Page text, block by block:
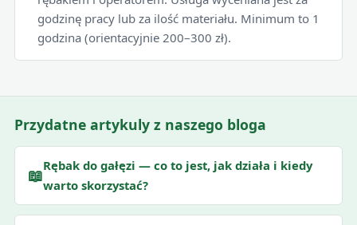
godzinę pracy lub za ilość materiału. Minimum to 1
godzina (orientacyjnie 200–300 zł).
Przydatne artykuly z naszego bloga
📖Rębak do gałęzi — co to jest, jak działa i kiedy
warto skorzystać?